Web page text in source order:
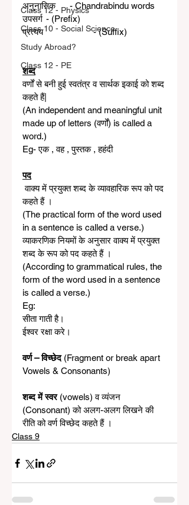
Class 12 - Physics
Class 10 - Social Science
Study Abroad?
Class 12 - PE
अनुनासिक  	- Chandrabindu words
उपसर्ग 	- (Prefix)
प्रत्यय 		- (Suffix)
शब्द
वर्णों से बनी हुई स्वतंत्र व सार्थक इकाई को शब्द
कहते हैं|
(An independent and meaningful unit
made up of letters (वर्णों) is called a
word.)
Eg- एक , वह , पुस्तक , हहंदी
पद
वाक्य में प्रयुक्त शब्द के व्यावहारिक रूप को पद
कहते हैं ।
(The practical form of the word used
in a sentence is called a verse.)
व्याकरणिक नियमों के अनुसार वाक्य में प्रयुक्त
शब्द के रूप को पद कहते हैं ।
(According to grammatical rules, the
form of the word used in a sentence
is called a verse.)
Eg:
सीता गाती है।
ईश्वर रक्षा करे।
वर्ण – विच्छेद (Fragment or break apart
Vowels & Consonants)
शब्द में स्वर (vowels) व व्यंजन
(Consonant) को अलग-अलग लिखने की
रीति को वर्ण विच्छेद कहते हैं ।
Class 9